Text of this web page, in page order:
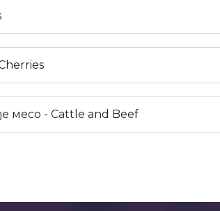
месо - Cattle and Beef